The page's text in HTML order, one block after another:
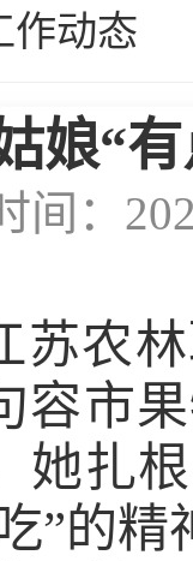
作动态
娘“
间：
苏农
容市
她扎
”的